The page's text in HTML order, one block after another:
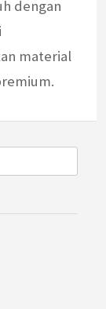
dengan
material